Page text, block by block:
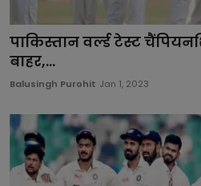
पाकिस्तान वर्ल्ड टेस्ट
बाहर,...
Balusingh Purohit Jan 1, 2023